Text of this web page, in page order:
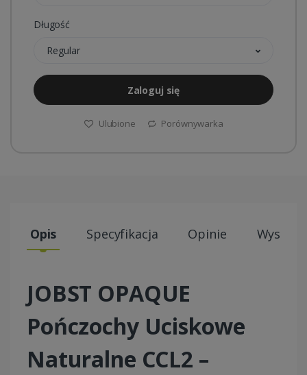
Długość
Regular
Zaloguj się
Ulubione Porównywarka
Opis Specyfikacja Opinie Wysyłki
JOBST OPAQUE
Pończochy Uciskowe
Naturalne CCL2 –